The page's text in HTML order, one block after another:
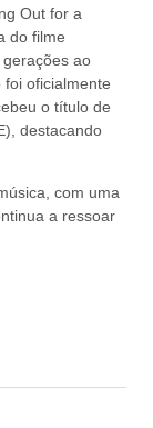
Out for a
do filme
ao
oficialmente
o título de
destacando
com uma
a ressoar